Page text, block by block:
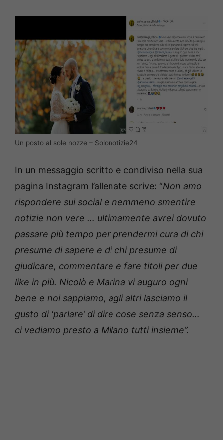
Un posto al sole nozze – Solonotizie24
In un messaggio scritto e condiviso nella sua
pagina Instagram l’allenate scrive: “Non amo
rispondere sui social e nemmeno smentire
notizie non vere … ultimamente avrei dovuto
passare più tempo per prendermi cura di chi
presume di sapere e di chi presume di
giudicare, commentare e fare titoli per due
like in più. Nicolò e Marina vi auguro ogni
bene e noi sappiamo, agli altri lasciamo il
gusto di ‘parlare’ di dire cose senza senso…
ci vediamo presto a Milano tutti insieme”.